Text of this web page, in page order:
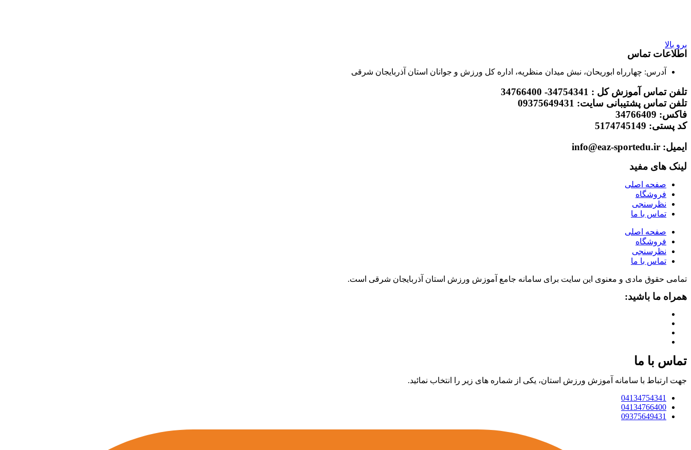
برو بالا
اطلاعات تماس
آدرس: چهارراه ابوریحان، نبش میدان منظریه، اداره کل ورزش و جوانان استان آذربایجان شرقی
تلفن تماس آموزش کل : 34754341- 34766400
تلفن تماس پشتیبانی سایت: 09375649431
فاکس: 34766409
کد پستی: 5174745149
ایمیل: info@eaz-sportedu.ir
لینک های مفید
صفحه اصلی
فروشگاه
نظرسنجی
تماس با ما
صفحه اصلی
فروشگاه
نظرسنجی
تماس با ما
تمامی حقوق مادی و معنوی این سایت برای سامانه جامع آموزش ورزش استان آذربایجان شرقی است.
همراه ما باشید:
تماس با ما
جهت ارتباط با سامانه آموزش ورزش استان، یکی از شماره های زیر را انتخاب نمائید.
04134754341
04134766400
09375649431